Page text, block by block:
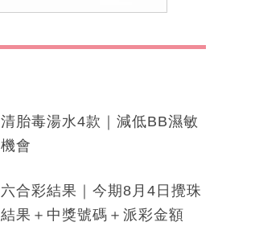
清胎毒湯水4款｜減低BB濕敏
機會
六合彩結果｜今期8月4日攪珠
結果＋中獎號碼＋派彩金額